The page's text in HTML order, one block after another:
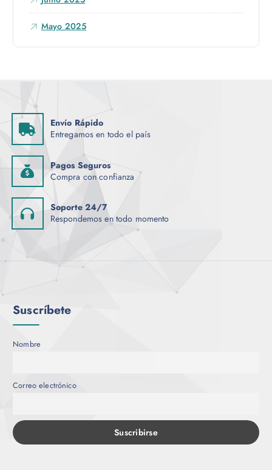
Mayo 2025
Envío Rápido
Entregamos en todo el país
Pagos Seguros
Compra con confianza
Soporte 24/7
Respondemos en todo momento
Suscríbete
Nombre
Correo electrónico